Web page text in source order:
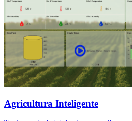
Agricultura Inteligente